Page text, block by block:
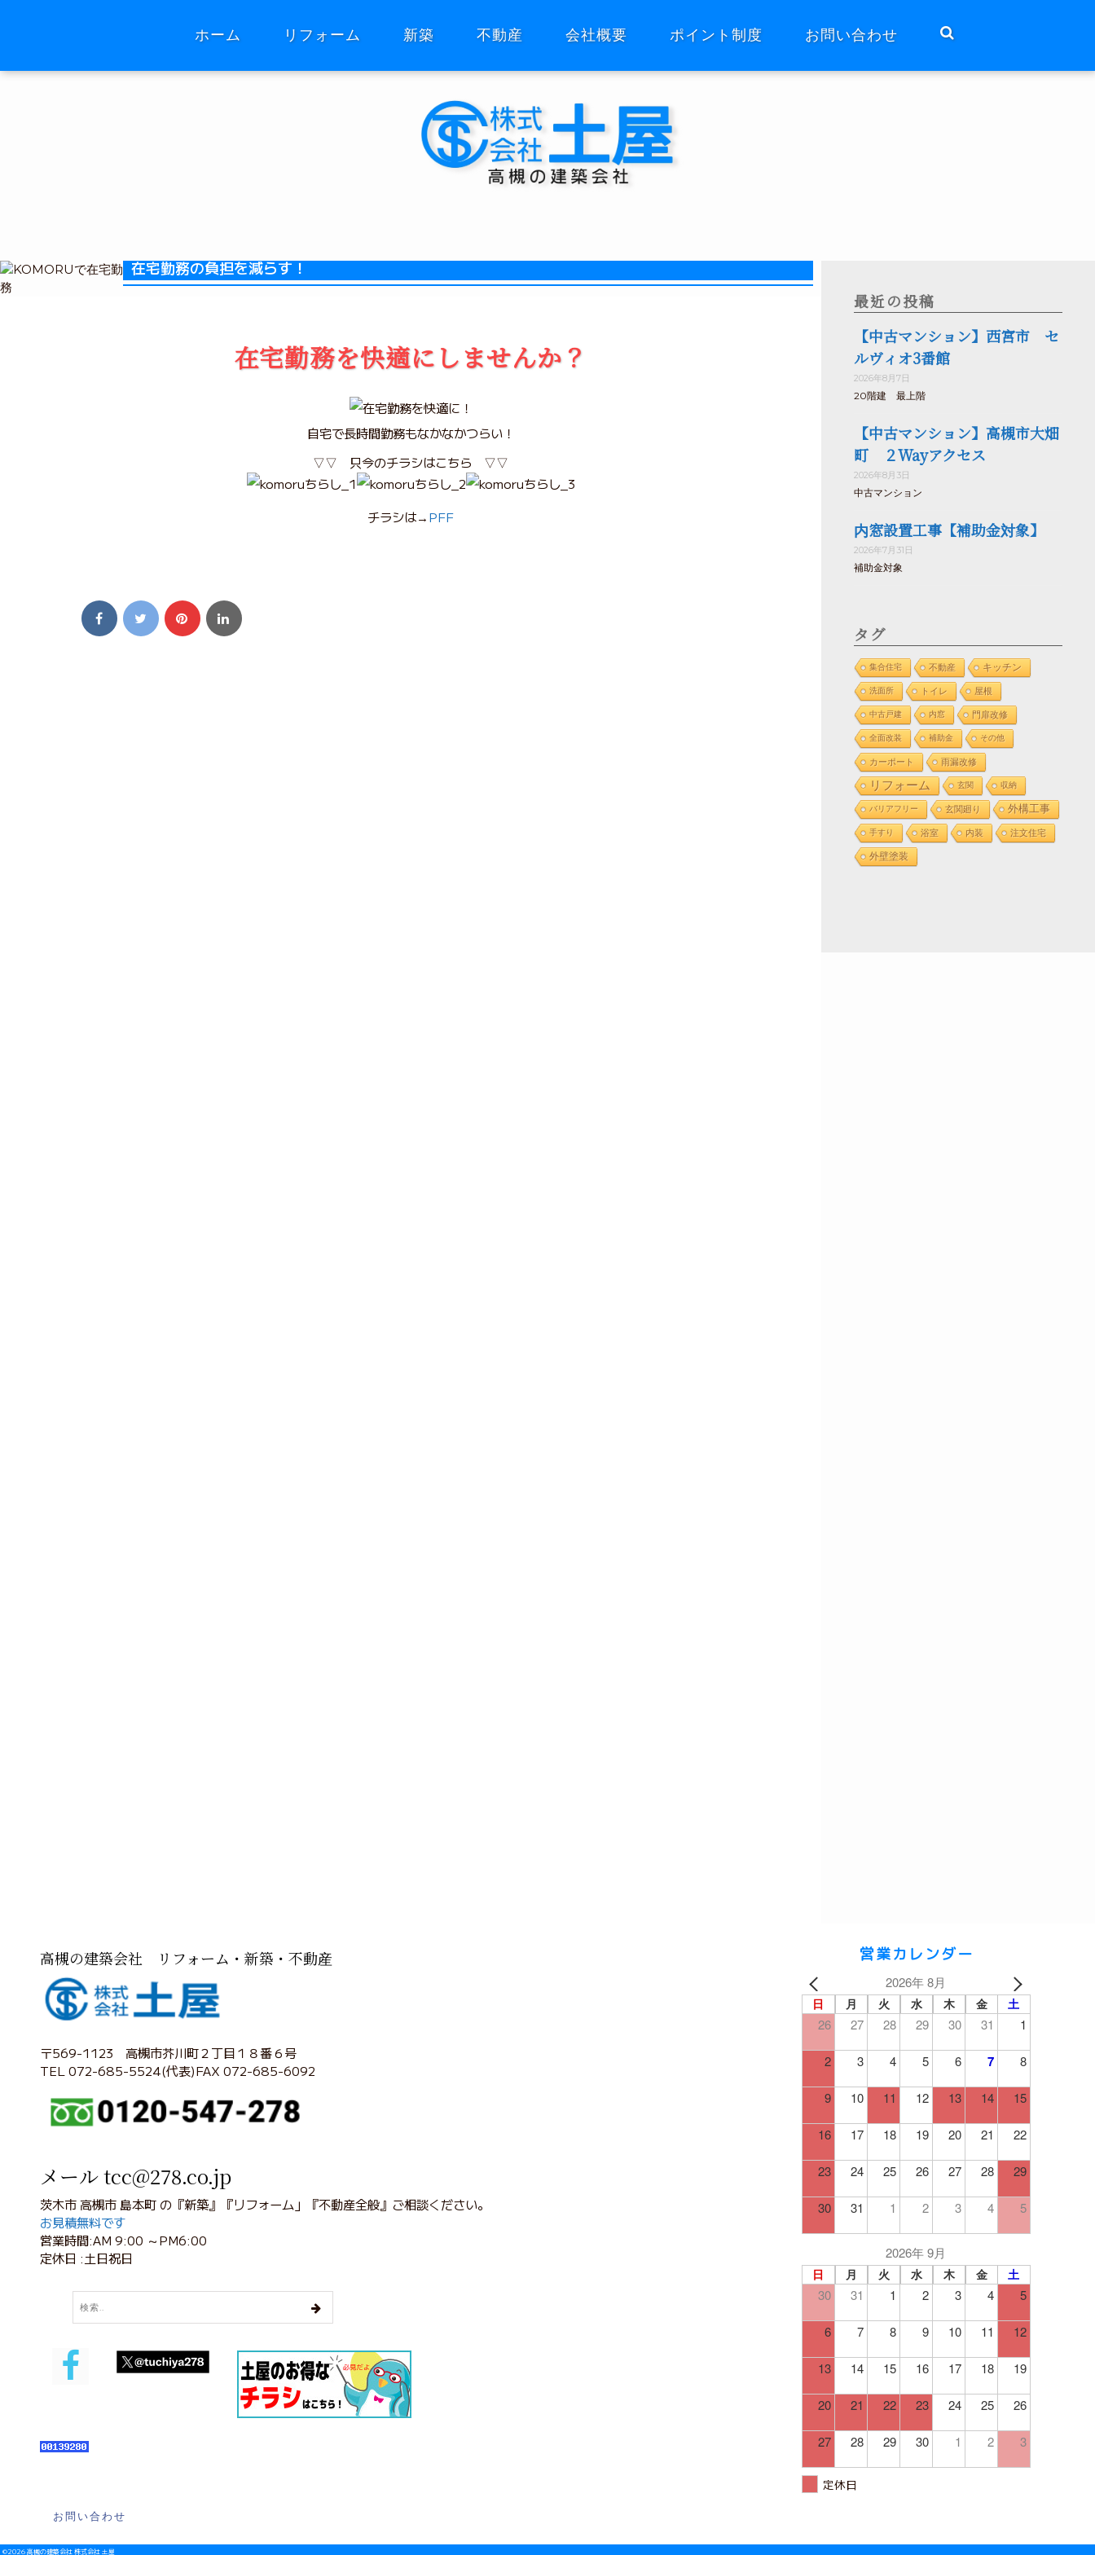
ホーム リフォーム 新築 不動産 会社概要 ポイント制度 お問い合わせ
在宅勤務の負担を減らす！
在宅勤務を快適にしませんか？
自宅で長時間勤務もなかなかつらい！
▽▽ 只今のチラシはこちら ▽▽
チラシは→PFF
最近の投稿
【中古マンション】西宮市 セ
ルヴィオ3番館
2026年8月7日
20階建 最上階
【中古マンション】高槻市大畑
町 ２Wayアクセス
2026年8月3日
中古マンション
内窓設置工事【補助金対象】
2026年7月31日
補助金対象
タグ
集合住宅 不動産 キッチン
洗面所 トイレ 屋根
中古戸建 内窓 門扉改修
全面改装 補助金 その他
カーポート 雨漏改修
リフォーム 玄関 収納
バリアフリー 玄関廻り 外構工事
手すり 浴室 内装 注文住宅
外壁塗装
高槻の建築会社 リフォーム・新築・不動産
〒569-1123 高槻市芥川町２丁目１８番６号
TEL 072-685-5524(代表)FAX 072-685-6092
メール tcc@278.co.jp
茨木市 高槻市 島本町 の『新築』『リフォーム」『不動産全般』ご相談ください。
お見積無料です
営業時間:AM 9:00 ～PM6:00
定休日 :土日祝日
営業カレンダー
2026年 8月
日 月 火 水 木 金 土
26 27 28 29 30 31 1
2 3 4 5 6 7 8
9 10 11 12 13 14 15
16 17 18 19 20 21 22
23 24 25 26 27 28 29
30 31 1 2 3 4 5
2026年 9月
日 月 火 水 木 金 土
30 31 1 2 3 4 5
6 7 8 9 10 11 12
13 14 15 16 17 18 19
20 21 22 23 24 25 26
27 28 29 30 1 2 3
定休日
お問い合わせ
©2026 高槻の建築会社 株式会社 土屋